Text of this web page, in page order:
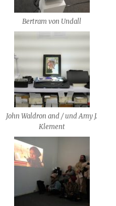
Bertram von Undall
John Waldron and / und Amy J.
Klement